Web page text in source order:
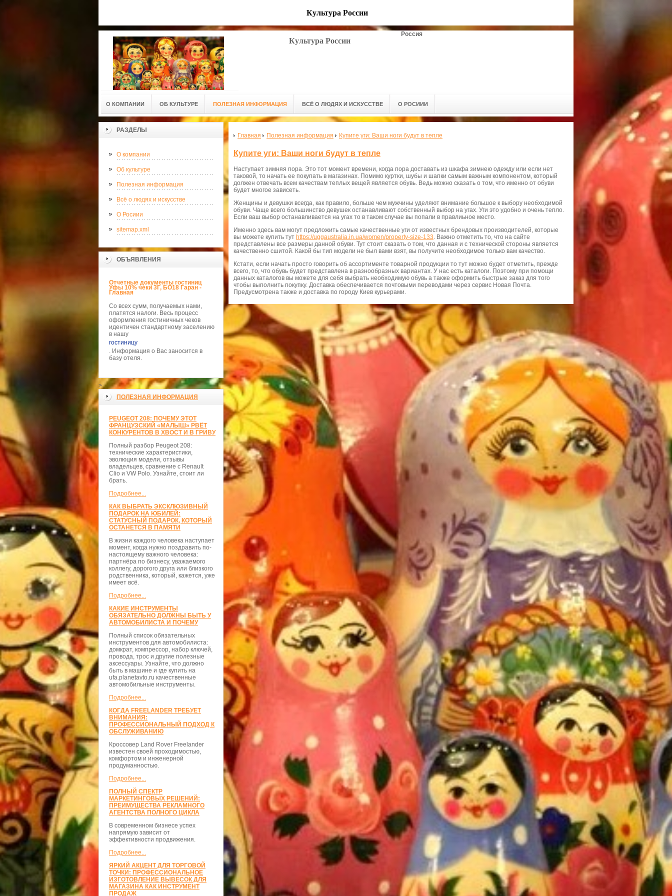
Культура России
Культура России
Россия
О КОМПАНИИ ОБ КУЛЬТУРЕ ПОЛЕЗНАЯ ИНФОРМАЦИЯ ВСЁ О ЛЮДЯХ И ИСКУССТВЕ О РОСИИИ
РАЗДЕЛЫ
О компании
Об культуре
Полезная информация
Всё о людях и искусстве
О Росиии
sitemap.xml
ОБЪЯВЛЕНИЯ
Отчетные документы гостиниц
Уфы 10% чеки 3Г, БО18 Гаран -
Главная
Со всех сумм, получаемых нами,
платятся налоги. Весь процесс
оформления гостиничных чеков
идентичен стандартному заселению
в нашу
гостиницу
. Информация о Вас заносится в
базу отеля.
>
ПОЛЕЗНАЯ ИНФОРМАЦИЯ
PEUGEOT 208: ПОЧЕМУ ЭТОТ
ФРАНЦУЗСКИЙ «МАЛЫШ» РВЁТ
КОНКУРЕНТОВ В ХВОСТ И В ГРИВУ
Полный разбор Peugeot 208:
технические характеристики,
эволюция модели, отзывы
владельцев, сравнение с Renault
Clio и VW Polo. Узнайте, стоит ли
брать.
Подробнее...
КАК ВЫБРАТЬ ЭКСКЛЮЗИВНЫЙ
ПОДАРОК НА ЮБИЛЕЙ:
СТАТУСНЫЙ ПОДАРОК, КОТОРЫЙ
ОСТАНЕТСЯ В ПАМЯТИ
В жизни каждого человека наступает
момент, когда нужно поздравить по-
настоящему важного человека:
партнёра по бизнесу, уважаемого
коллегу, дорогого друга или близкого
родственника, который, кажется, уже
имеет всё.
Подробнее...
КАКИЕ ИНСТРУМЕНТЫ
ОБЯЗАТЕЛЬНО ДОЛЖНЫ БЫТЬ У
АВТОМОБИЛИСТА И ПОЧЕМУ
Полный список обязательных
инструментов для автомобилиста:
домкрат, компрессор, набор ключей,
провода, трос и другие полезные
аксессуары. Узнайте, что должно
быть в машине и где купить на
ufa.planetavto.ru качественные
автомобильные инструменты.
Подробнее...
КОГДА FREELANDER ТРЕБУЕТ
ВНИМАНИЯ:
ПРОФЕССИОНАЛЬНЫЙ ПОДХОД К
ОБСЛУЖИВАНИЮ
Кроссовер Land Rover Freelander
известен своей проходимостью,
комфортом и инженерной
продуманностью.
Подробнее...
ПОЛНЫЙ СПЕКТР
МАРКЕТИНГОВЫХ РЕШЕНИЙ:
ПРЕИМУЩЕСТВА РЕКЛАМНОГО
АГЕНТСТВА ПОЛНОГО ЦИКЛА
В современном бизнесе успех
напрямую зависит от
эффективности продвижения.
Подробнее...
ЯРКИЙ АКЦЕНТ ДЛЯ ТОРГОВОЙ
ТОЧКИ: ПРОФЕССИОНАЛЬНОЕ
ИЗГОТОВЛЕНИЕ ВЫВЕСОК ДЛЯ
МАГАЗИНА КАК ИНСТРУМЕНТ
ПРОДАЖ
Главная Полезная информация Купите уги: Ваши ноги будут в тепле
Купите уги: Ваши ноги будут в тепле
Наступает зимняя пора. Это тот момент времени, когда пора доставать из шкафа зимнею одежду или если нет
таковой, то начать ее покупать в магазинах. Помимо куртки, шубы и шапки самым важным компонентом, который
должен отвечать всем качествам теплых вещей является обувь. Ведь можно сказать о том, что именно от обуви
будет многое зависеть.
Женщины и девушки всегда, как правило, больше чем мужчины уделяют внимание большое к выбору необходимой
обуви. Чаще всего большинство девушек останавливают собственный выбор на угах. Уги это удобно и очень тепло.
Если ваш выбор останавливается на угах то в таком случае вы попали в правлиьное место.
Именно здесь вам могут предложить самые качественные уги от известных брендовых производителей, которые
вы можете купить тут https://uggaustralia.in.ua/women/property-size-133. Важно отметить то, что на сайте
представлены все размеры данной обуви. Тут стоит сказать о том, что данная и с технической стороны является
качественно сшитой. Какой бы тип модели не был вами взят, вы получите необходимое только вам качество.
Кстати, если начать просто говорить об ассортименте товарной продукции то тут можно будет отметить, прежде
всего, то, что обувь будет представлена в разнообразных вариантах. У нас есть каталоги. Поэтому при помощи
данных каталогов вы можете для себя выбрать необходимую обувь а также оформить быстрые заказ для того
чтобы выполнить покупку. Доставка обеспечивается почтовыми переводами через сервис Новая Почта.
Предусмотрена также и доставка по городу Киев курьерами.